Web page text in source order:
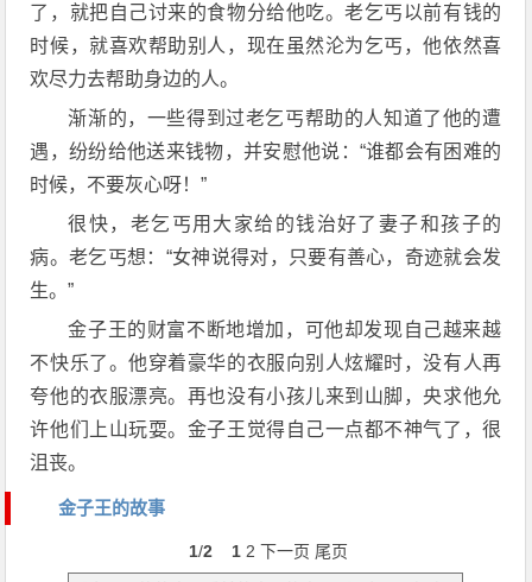
了，就把自己讨来的食物分给他吃。老乞丐以前有钱的
时候，就喜欢帮助别人，现在虽然沦为乞丐，他依然喜
欢尽力去帮助身边的人。
渐渐的，一些得到过老乞丐帮助的人知道了他的遭
遇，纷纷给他送来钱物，并安慰他说：“谁都会有困难的
时候，不要灰心呀！”
很快，老乞丐用大家给的钱治好了妻子和孩子的
病。老乞丐想：“女神说得对，只要有善心，奇迹就会发
生。”
金子王的财富不断地增加，可他却发现自己越来越
不快乐了。他穿着豪华的衣服向别人炫耀时，没有人再
夸他的衣服漂亮。再也没有小孩儿来到山脚，央求他允
许他们上山玩耍。金子王觉得自己一点都不神气了，很
沮丧。
金子王的故事
1/2 1 2 下一页 尾页